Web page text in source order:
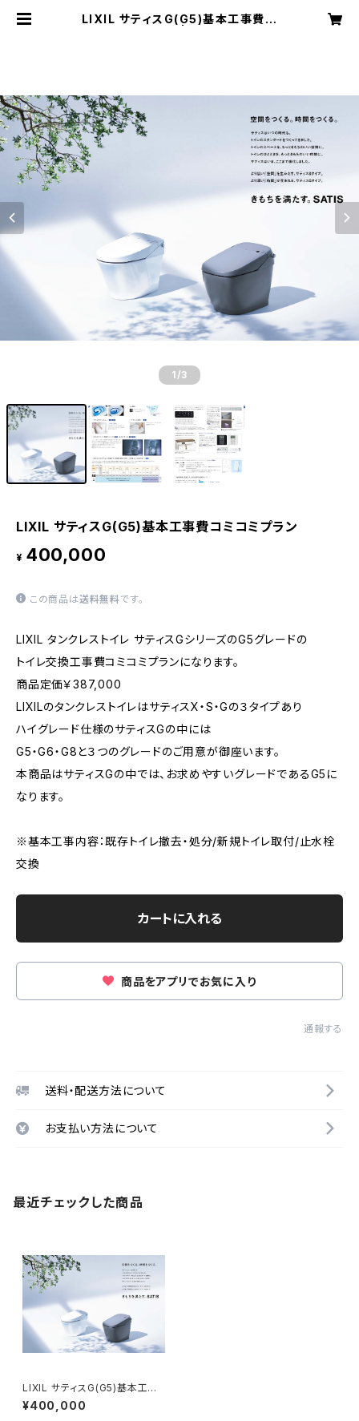
LIXIL サティスG(G5)基本工事費コ
1 /3
LIXIL サティスG(G5)基本工事費コミコミプラン
¥ 400,000
この商品は送料無料です。
LIXIL タンクレストイレ サティスGシリーズのG5グレードの
トイレ交換工事費コミコミプランになります。
商品定価￥387,000
LIXILのタンクレストイレはサティスX・S・Gの３タイプあり
ハイグレード仕様のサティスGの中には
G5・G6・G8と３つのグレードのご用意が御座います。
本商品はサティスGの中では、お求めやすいグレードであるG5に
なります。
※基本工事内容：既存トイレ撤去・処分/新規トイレ取付/止水栓
交換
カートに入れる
商品をアプリでお気に入り
通報する
送料・配送方法について
お支払い方法について
最近チェックした商品
LIXIL サティスG(G5)基本工事
費コミコミプラン
¥400,000